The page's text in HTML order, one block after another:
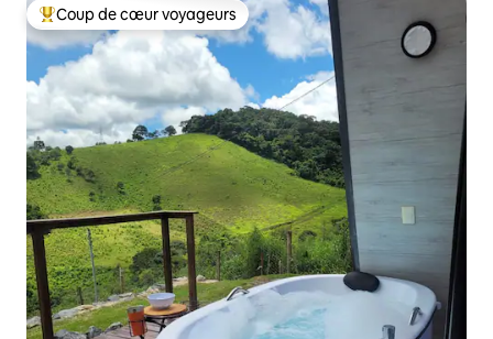
Coup de cœur voyageurs parmi les plus aimés
Coup de cœur voyageurs